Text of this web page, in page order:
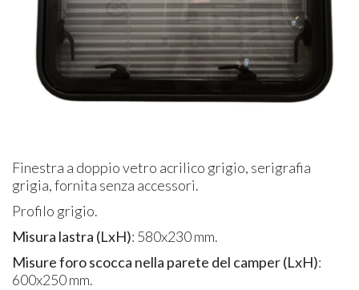
Finestra a doppio vetro acrilico grigio, serigrafia
grigia, fornita senza accessori.
Profilo grigio.
Misura lastra (LxH): 580x230 mm.
Misure foro scocca nella parete del camper (LxH):
600x250 mm.